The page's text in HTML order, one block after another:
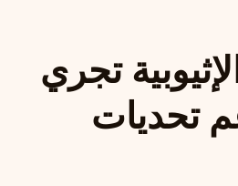
تجري
تحديات